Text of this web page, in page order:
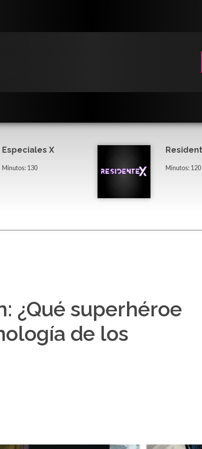
Especiales X
Minutos: 130 Minutos: 120
¿Qué superhéroe
de los